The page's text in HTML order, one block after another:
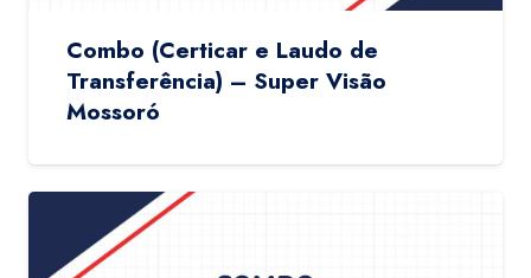
Combo (Certicar e Laudo de
Transferência) – Super Visão
Mossoró